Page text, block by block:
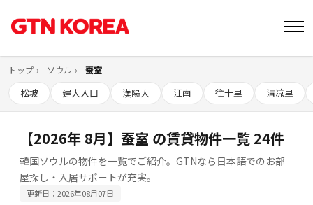
トップ ソウル 蚕室
松坡 建大入口 漢陽大 江南 往十里 淸凉里
【2026年 8月】蚕室 の賃貸物件一覧 24件
韓国ソウルの物件を一覧でご紹介。GTNなら日本語でのお部
屋探し・入居サポートが充実。
更新日：2026年08月07日